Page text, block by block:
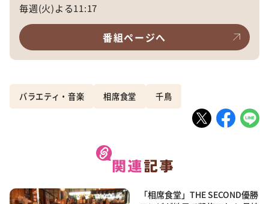
毎週(火)よる11:17
番組ページへ
バラエティ・音楽 相席食堂 千鳥
「相席食堂」THE SECOND優勝